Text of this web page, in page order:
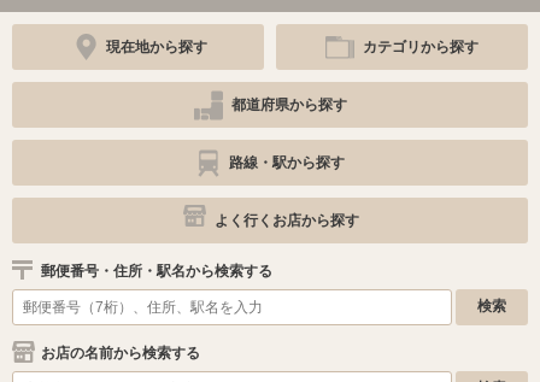
現在地から探す カテゴリから探す
都道府県から探す
路線・駅から探す
よく行くお店から探す
郵便番号・住所・駅名から検索する
お店の名前から検索する